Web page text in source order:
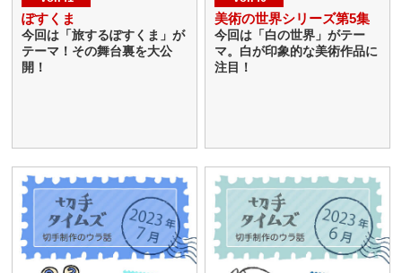
ぽすくま
今回は「旅するぽすくま」が
テーマ！その舞台裏を大公
開！
美術の世界シリーズ第5集
今回は「白の世界」がテー
マ。白が印象的な美術作品に
注目！